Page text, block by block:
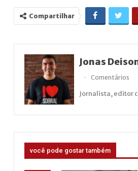
Compartilhar
Jonas
Comentários
Jornalista, editor
você pode gostar também